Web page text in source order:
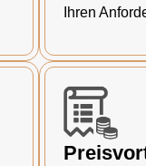
Ihren